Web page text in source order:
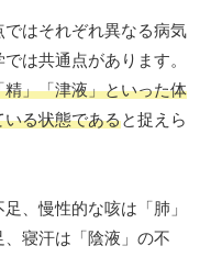
はそれぞれ異なる病気
は共通点があります。
」「津液」といった体
る状態であると捉えら
、慢性的な咳は「肺」
寝汗は「陰液」の不